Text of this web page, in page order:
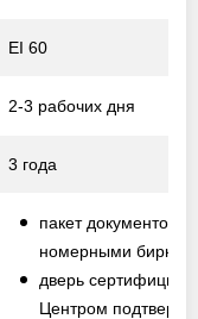
EI 60
2-3 рабочих дня
3 года
пакет документов с
номерными
дверь
Центром